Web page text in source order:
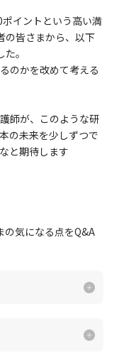
イントという高い満
の皆さまから、以下
。
のかを改めて考える
師が、このような研
の未来を少しずつで
と期待します
の気になる点をQ&A